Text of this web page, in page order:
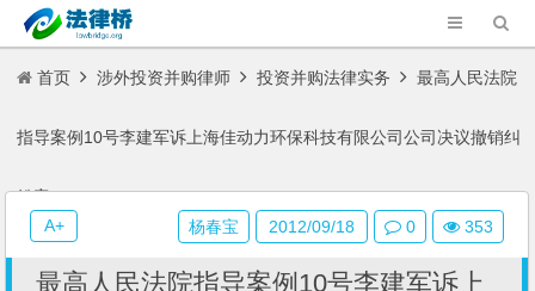
首页 涉外投资并购律师 投资并购法律实务 最高人民法院
指导案例10号李建军诉上海佳动力环保科技有限公司公司决议撤销纠
纷案
最高人民法院指导案例10号李建军诉上
杨春宝 2012/09/18 0 353
A+